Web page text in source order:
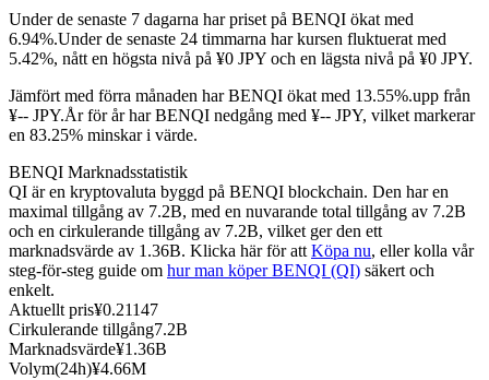
USDC Futures
Futures med USDC som säkerhet
Kopiera Trading
Under de senaste 7 dagarna har priset på BENQI ökat med
6.94%.Under de senaste 24 timmarna har kursen fluktuerat med
5.42%, nått en högsta nivå på ¥0 JPY och en lägsta nivå på ¥0 JPY.
Jämfört med förra månaden har BENQI ökat med 13.55%.upp från
¥-- JPY.År för år har BENQI nedgång med ¥-- JPY, vilket markerar
en 83.25% minskar i värde.
BENQI Marknadsstatistik
QI är en kryptovaluta byggd på BENQI blockchain. Den har en
maximal tillgång av 7.2B, med en nuvarande total tillgång av 7.2B
och en cirkulerande tillgång av 7.2B, vilket ger den ett
marknadsvärde av 1.36B. Klicka här för att Köpa nu, eller kolla vår
steg-för-steg guide om hur man köper BENQI (QI) säkert och
enkelt.
Aktuellt pris¥0.21147
Cirkulerande tillgång7.2B
Marknadsvärde¥1.36B
Volym(24h)¥4.66M